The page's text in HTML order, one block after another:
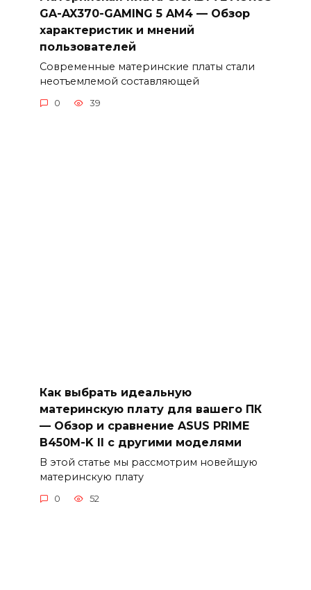
GA-AX370-GAMING 5 AM4 — Обзор
характеристик и мнений
пользователей
Современные материнские платы стали
неотъемлемой составляющей
0 39
Как выбрать идеальную
материнскую плату для вашего ПК
— Обзор и сравнение ASUS PRIME
B450M-K II с другими моделями
В этой статье мы рассмотрим новейшую
материнскую плату
0 52